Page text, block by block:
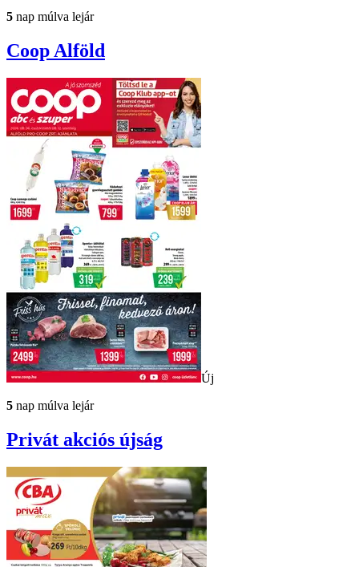
5 nap múlva lejár
Coop Alföld
Új
5 nap múlva lejár
Privát akciós újság